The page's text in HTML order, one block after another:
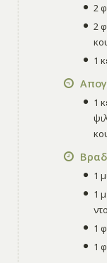
2
2
1
1
1
1
1
1